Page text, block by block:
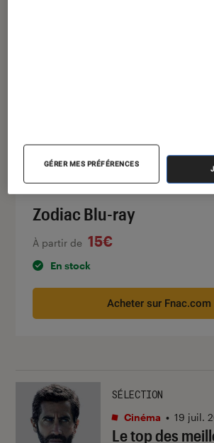
Zodiac Blu-ray
À partir de 15€
En stock
Acheter sur Fnac.com
Le top des
SÉLECTION
Cinéma • 19 juil.
GÉRER MES PRÉFÉRENCES